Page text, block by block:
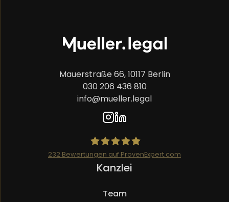
Mauerstraße 66, 10117 Berlin
030 206 436 810
info@mueller.legal
Mueller.legal
232 Bewertungen auf ProvenExpert.com
Kanzlei
Team